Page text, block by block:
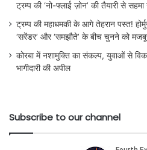
ट्रम्प की ‘नो-फ्लाई ज़ोन’ की तैयारी से
ट्रम्प की महाधमकी के आगे तेहरान पस्त!
‘सरेंडर’ और ‘समझौते’ के बीच चुनने को
कोरबा में नशामुक्ति का संकल्प, युवाओं से
भागीदारी की अपील
Subscribe to our channel